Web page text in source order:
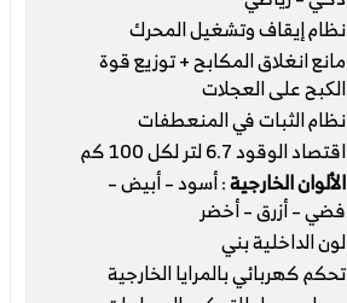
نظام إيقاف وتشغيل المحرك
مانع انغلاق المكابح + توزيع قوة
الکبح على العجلات
نظام الثبات في المنعطفات
اقتصاد الوقود 6.7 لتر لكل 100 كم
الألوان الخارجية: أسود – أبيض –
فضي – أزرق – أخضر
لون الداخلية بني
تحكم كهربائي بالمرايا الخارجية